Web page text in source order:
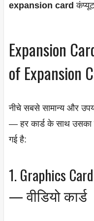
expansion card
Expansion
of Expansion
नीचे सबसे सामान्य और
— हर कार्ड के साथ
गई है:
1. Graphics
— वीडियो कार्ड